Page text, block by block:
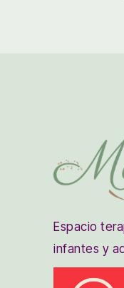
Espacio
infantes y